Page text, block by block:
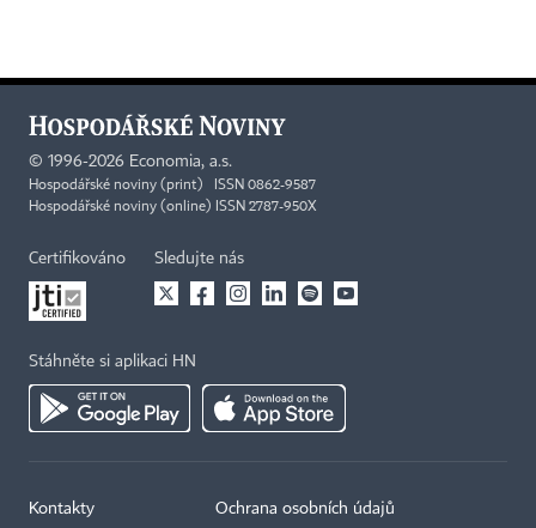
© 1996-2026 Economia, a.s.
Hospodářské noviny (print) ISSN 0862-9587
Hospodářské noviny (online) ISSN 2787-950X
Certifikováno Sledujte nás
Stáhněte si aplikaci HN
Kontakty Ochrana osobních údajů